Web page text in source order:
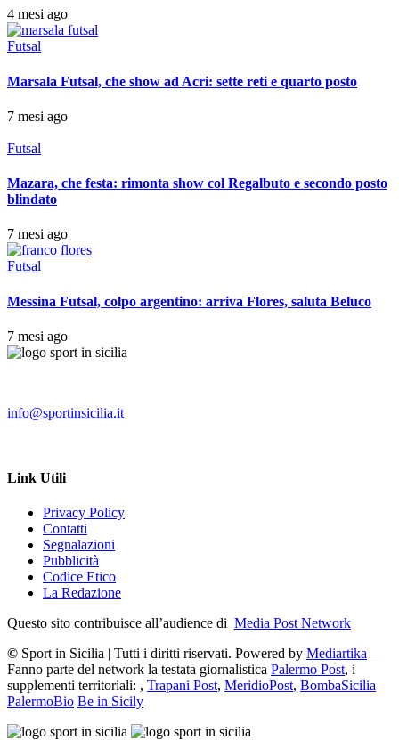
4 mesi ago
Futsal
Marsala Futsal, che show ad Acri: sette reti e quarto posto
7 mesi ago
Futsal
Mazara, che festa: rimonta show col Regalbuto e secondo posto
blindato
7 mesi ago
Futsal
Messina Futsal, colpo argentino: arriva Flores, saluta Beluco
7 mesi ago
info@sportinsicilia.it
Link Utili
Privacy Policy
Contatti
Segnalazioni
Pubblicità
Codice Etico
La Redazione
Questo sito contribuisce all’audience di Media Post Network
© Sport in Sicilia | Tutti i diritti riservati. Powered by Mediartika –
Fanno parte del network la testata giornalistica Palermo Post, i
supplementi territoriali: , Trapani Post, MeridioPost, BombaSicilia
PalermoBio Be in Sicily